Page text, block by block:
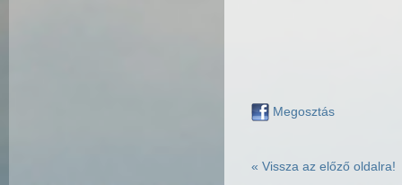
Megosztás
« Vissza az előző oldalra!